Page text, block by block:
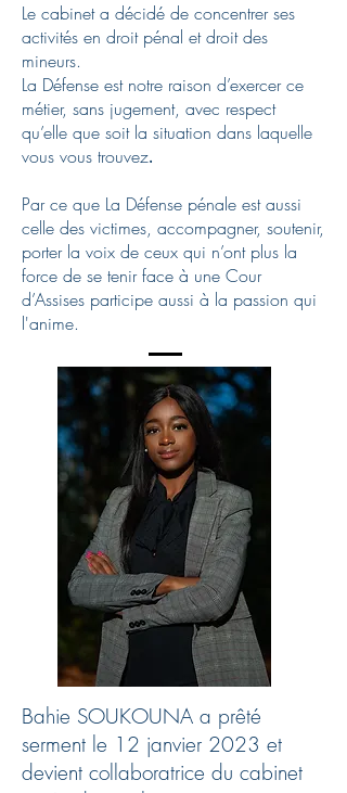
Le cabinet a décidé de concentrer ses
activités en droit pénal et droit des
mineurs.
La Défense est notre raison d’exercer ce
métier, sans jugement, avec respect
qu’elle que soit la situation dans laquelle
vous vous trouvez.
Par ce que La Défense pénale est aussi
celle des victimes, accompagner, soutenir,
porter la voix de ceux qui n’ont plus la
force de se tenir face à une Cour
d’Assises participe aussi à la passion qui
l'anime.
Bahie SOUKOUNA a prêté
serment le 12 janvier 2023 et
devient collaboratrice du cabinet